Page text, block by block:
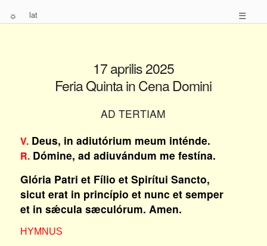
☼ lat ☰
17 aprilis 2025
Feria Quinta in Cena Domini
AD TERTIAM
V.Deus, in adiutórium meum inténde.
R.Dómine, ad adiuvándum me festína.
Glória Patri et Fílio et Spirítui Sancto,
sicut erat in princípio et nunc et semper
et in sǽcula sæculórum. Amen.
HYMNUS